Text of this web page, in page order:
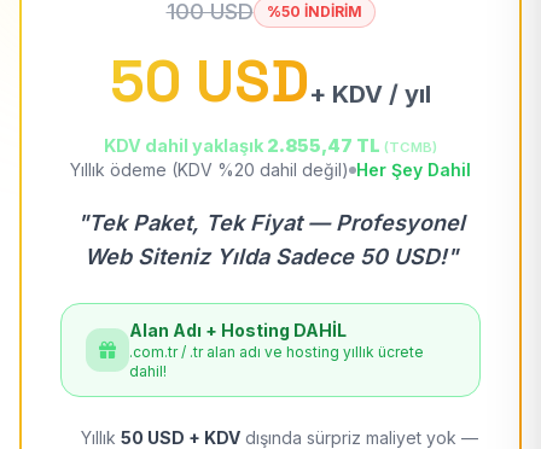
100 USD %50 İNDİRİM
50 USD+ KDV / yıl
KDV dahil yaklaşık 2.855,47 TL (TCMB)
Yıllık ödeme (KDV %20 dahil değil) Her Şey Dahil
"Tek Paket, Tek Fiyat — Profesyonel
Web Siteniz Yılda Sadece 50 USD!"
Alan Adı + Hosting DAHİL
.com.tr / .tr alan adı ve hosting yıllık ücrete
dahil!
Yıllık 50 USD + KDV dışında sürpriz maliyet yok —